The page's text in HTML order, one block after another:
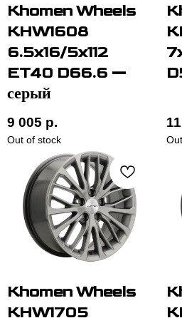
Khomen Wheels
KHW1608
6.5x16/5x112
ET40 D66.6 —
серый
9 005 р.
Out of stock
Khomen Wheels
KHW1705
+7
Политика
ГЛАВНАЯ
КАТАЛОГ